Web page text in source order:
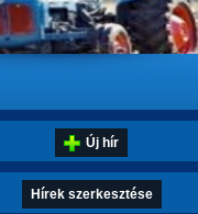
Új hír
Hírek szerkesztése